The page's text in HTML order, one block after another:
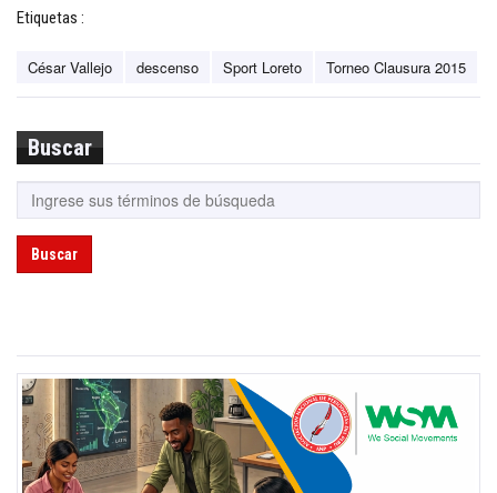
Etiquetas :
César Vallejo descenso Sport Loreto Torneo Clausura 2015
Buscar
Buscar